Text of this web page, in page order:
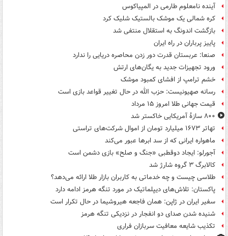
آینده نامعلوم طارمی در المپیاکوس
کره شمالی یک موشک بالستیک شلیک کرد
بازگشت اندونگ به استقلال منتفی شد
پاییز پرباران در راه ایران
صنعا: عربستان قدرت دور زدن محاصره دریایی را ندارد
ورود تجهیزات جدید به یگان‌های ارتش
خشم ترامپ از افشای کمبود موشک
رسانه صهیونیست: حزب الله در حال تغییر قواعد بازی است
قیمت جهانی طلا امروز ۱۵ مرداد
۸۰۰ سازۀ آمریکایی خاکستر شد
تهاتر ۱۶۷۳ میلیارد تومان از اموال شرکت‌های تراستی
ماهواره ایرانی که از سد ابرها عبور می‌کند
آجورلو: ایجاد دوقطبی «جنگ و صلح‌» بازی دشمن است
کالابرگ ۳ گروه شارژ شد
طلاسی چیست و چه خدماتی به کاربران بازار طلا ارائه می‌دهد؟
پاکستان: تلاش‌های دیپلماتیک در مورد تنگه هرمز ادامه دارد
سفیر ایران در ژاپن: همان فاجعه هیروشیما در حال تکرار است
شنیده شدن صدای دو انفجار در نزدیکی تنگه هرمز
تکذیب شایعه معافیت سربازان فراری